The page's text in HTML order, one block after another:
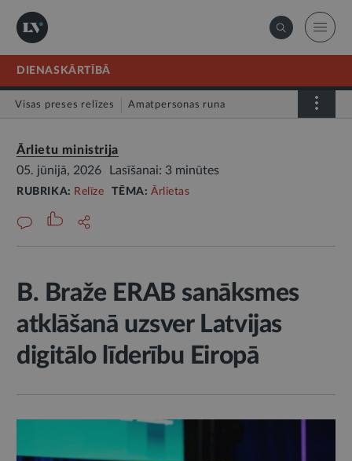
DIENASKĀRTĪBĀ
Visas preses relīzes Amatpersonas runa
Ārlietu ministrija
05. jūnijā, 2026
Lasīšanai: 3 minūtes
RUBRIKA: Relīze TĒMA:Ārlietas
B. Braže ERAB sanāksmes
atklāšanā uzsver Latvijas
digitālo līderību Eiropā